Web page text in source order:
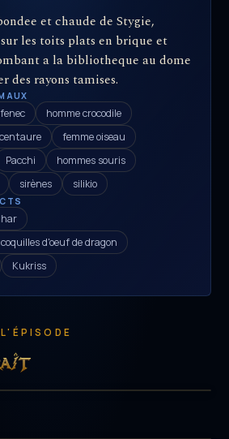
et chaude de Stygie,
les toits plats en brique et
a la bibliotheque au dome
des rayons tamises.
homme crocodile
centaure
femme oiseau
Pacchi
hommes souris
sirènes silikio
d'oeuf de dragon
Kukriss